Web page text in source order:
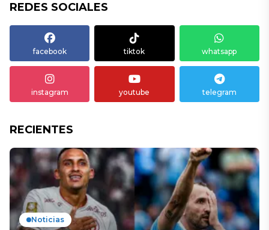
REDES SOCIALES
facebook tiktok whatsapp
instagram youtube telegram
RECIENTES
Noticias